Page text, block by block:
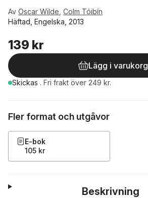
Av Oscar Wilde Colm Tóibín
Häftad, Engelska, 2013
139 kr
Lägg i varukorg
Skickas . Fri frakt över 249 kr.
Fler format och utgåvor
E-bok
105 kr
Beskrivning